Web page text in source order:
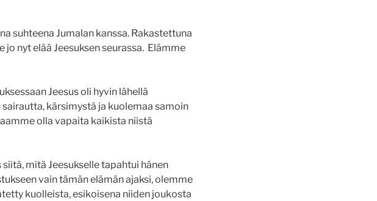
suhteena Jumalan kanssa. Rakastettuna
nyt elää Jeesuksen seurassa. Elämme
Jeesus oli hyvin lähellä
kärsimystä ja kuolemaa samoin
olla vapaita kaikista niistä
mitä Jeesukselle tapahtui hänen
vain tämän elämän ajaksi, olemme
kuolleista, esikoisena niiden joukosta